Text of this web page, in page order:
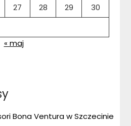
27 28 29
30
« maj
Bona Ventura w Szczecinie